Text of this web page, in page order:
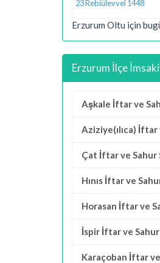
23 Rebiülevvel 1448
Erzurum Oltu için
Erzurum İlçe
Aşkale İftar ve
Aziziye(ılıca)
Çat İftar ve Sahur
Hınıs İftar ve
Horasan İftar ve
İspir İftar ve
Karaçoban İftar